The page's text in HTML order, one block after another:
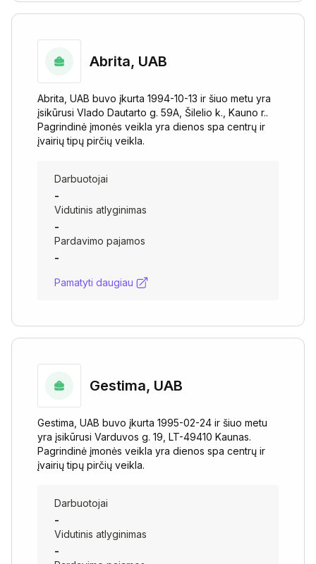
Abrita, UAB
Abrita, UAB buvo įkurta 1994-10-13 ir šiuo metu yra
įsikūrusi Vlado Dautarto g. 59A, Šilelio k., Kauno r..
Pagrindinė įmonės veikla yra dienos spa centrų ir
įvairių tipų pirčių veikla.
Darbuotojai
-
Vidutinis atlyginimas
-
Pardavimo pajamos
-
Pamatyti daugiau
Gestima, UAB
Gestima, UAB buvo įkurta 1995-02-24 ir šiuo metu
yra įsikūrusi Varduvos g. 19, LT-49410 Kaunas.
Pagrindinė įmonės veikla yra dienos spa centrų ir
įvairių tipų pirčių veikla.
Darbuotojai
-
Vidutinis atlyginimas
-